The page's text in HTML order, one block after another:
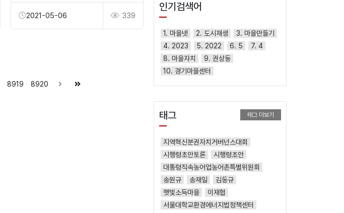
2021-05-06 339
8919 8920
인기검색어
1. 마을넷 2. 도시재생
3. 마을만들기
4. 2023
5. 2022 6. 5
7. 4
8. 마을자치
9. 권상동
10. 경기마을센터
태그 태그 더보기
지역혁신분권자치거버넌스대회
시행령초안토론
시행령초안
대통령직속농어업농어촌특별위원회
송원규
송재일
김동규
햇빛소득마을
이재협
서울대학교환경에너지법정책센터